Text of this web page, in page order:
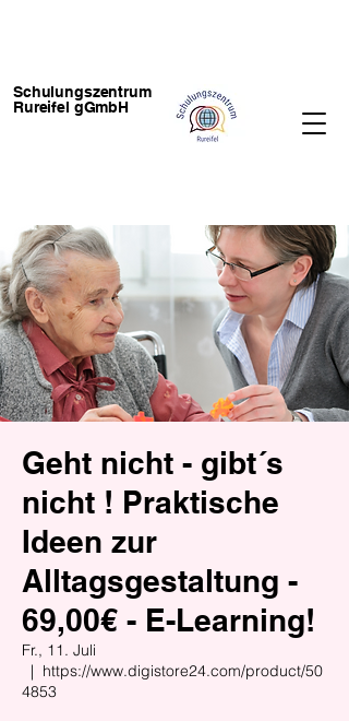
Schulungszentrum
Rureifel gGmbH
Geht nicht - gibt´s
nicht ! Praktische
Ideen zur
Alltagsgestaltung -
69,00€ - E-Learning!
Fr., 11. Juli
  |
https://www.digistore24.com/product/50
4853